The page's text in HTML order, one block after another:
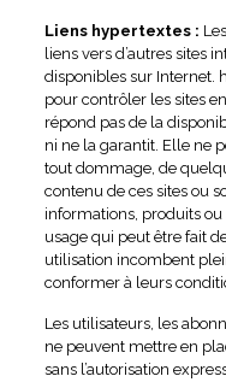
Liens hypertextes :
liens vers d’autres sites
disponibles sur Internet.
pour contrôler les sites
répond pas de la
ni ne la garantit. Elle ne
tout dommage, de
contenu de ces sites ou
informations, produits ou
usage qui peut être fait
utilisation incombent
conformer à leurs
Les utilisateurs, les
ne peuvent mettre en
sans l’autorisation